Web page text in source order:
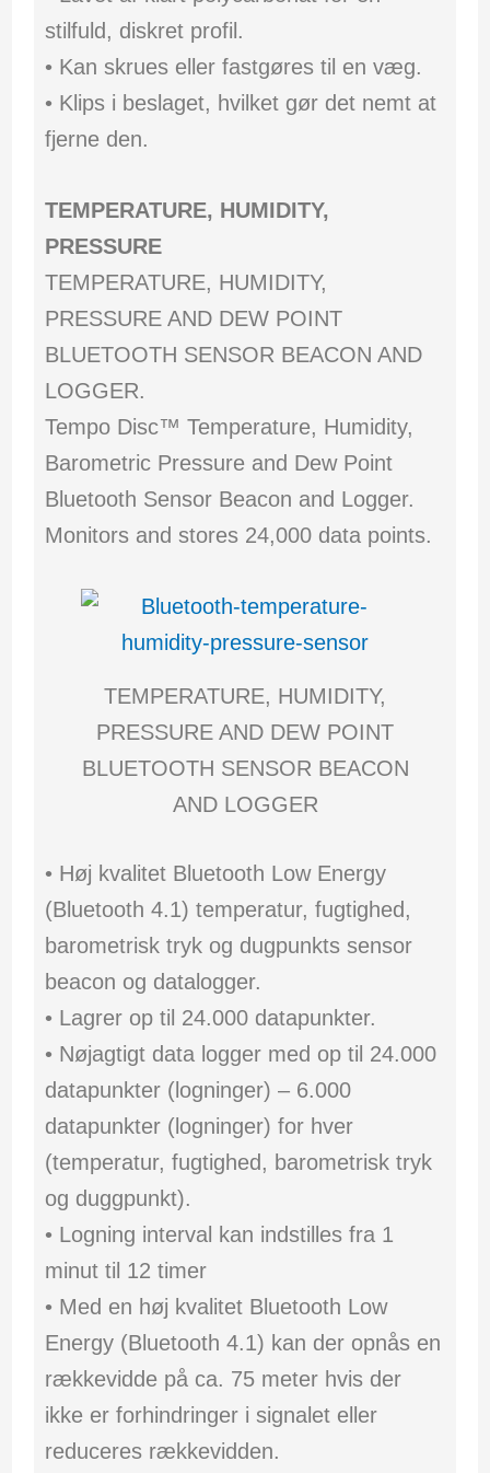
stilfuld, diskret profil.
• Kan skrues eller fastgøres til en væg.
• Klips i beslaget, hvilket gør det nemt at
fjerne den.
TEMPERATURE, HUMIDITY,
PRESSURE
TEMPERATURE, HUMIDITY,
PRESSURE AND DEW POINT
BLUETOOTH SENSOR BEACON AND
LOGGER.
Tempo Disc™ Temperature, Humidity,
Barometric Pressure and Dew Point
Bluetooth Sensor Beacon and Logger.
Monitors and stores 24,000 data points.
TEMPERATURE, HUMIDITY,
PRESSURE AND DEW POINT
BLUETOOTH SENSOR BEACON
AND LOGGER
• Høj kvalitet Bluetooth Low Energy
(Bluetooth 4.1) temperatur, fugtighed,
barometrisk tryk og dugpunkts sensor
beacon og datalogger.
• Lagrer op til 24.000 datapunkter.
• Nøjagtigt data logger med op til 24.000
datapunkter (logninger) – 6.000
datapunkter (logninger) for hver
(temperatur, fugtighed, barometrisk tryk
og duggpunkt).
• Logning interval kan indstilles fra 1
minut til 12 timer
• Med en høj kvalitet Bluetooth Low
Energy (Bluetooth 4.1) kan der opnås en
rækkevidde på ca. 75 meter hvis der
ikke er forhindringer i signalet eller
reduceres rækkevidden.